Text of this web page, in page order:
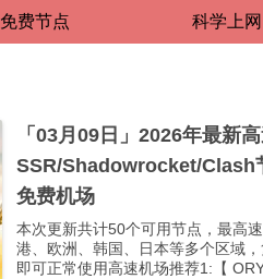
免费节点 科学上网
「03月09日」2026年最新
SSR/Shadowrocket/Clash
免费机场
本次更新共计50个可用节点，最高
港、欧洲、韩国、日本等多个区域
即可正常使用高速机场推荐1:【